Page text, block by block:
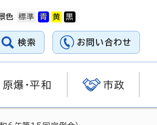
色
検索 お問い合わせ
原爆・平和 市政